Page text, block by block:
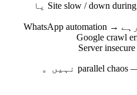
Site slow / down during sales → hosting migration یا
Google crawl
Server